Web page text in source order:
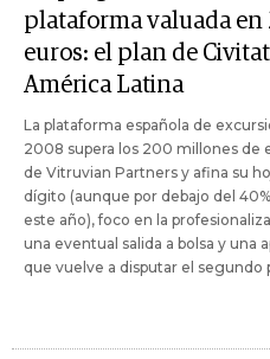
plataforma valuada
euros: el plan de
América Latina
La plataforma española de
2008 supera los 200 millones de
de Vitruvian Partners y afina su
dígito (aunque por debajo del
este año), foco en la
una eventual salida a bolsa y una
que vuelve a disputar el